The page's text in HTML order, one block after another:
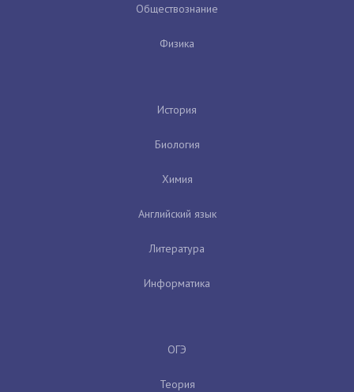
Обществознание
Физика
История
Биология
Химия
Английский язык
Литература
Информатика
ОГЭ
Теория